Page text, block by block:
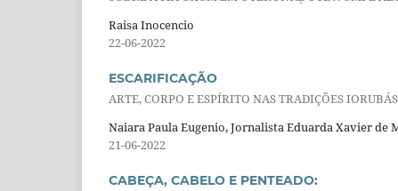
Raisa Inocencio
22-06-2022
ESCARIFICAÇÃO
ARTE, CORPO E ESPÍRITO NAS TRADIÇÕES IORUBÁS
Naiara Paula Eugenio, Jornalista Eduarda Xavier de
21-06-2022
CABEÇA, CABELO E PENTEADO: